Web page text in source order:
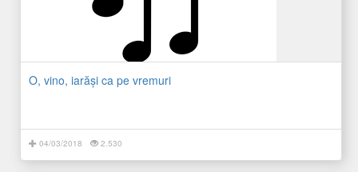
O, vino, iarăşi ca pe vremuri
04/03/2018 2.530